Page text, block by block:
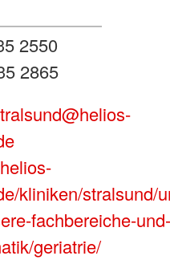
2550
2865
kliniken/stralsund/
fachbereiche-und-
geriatrie/